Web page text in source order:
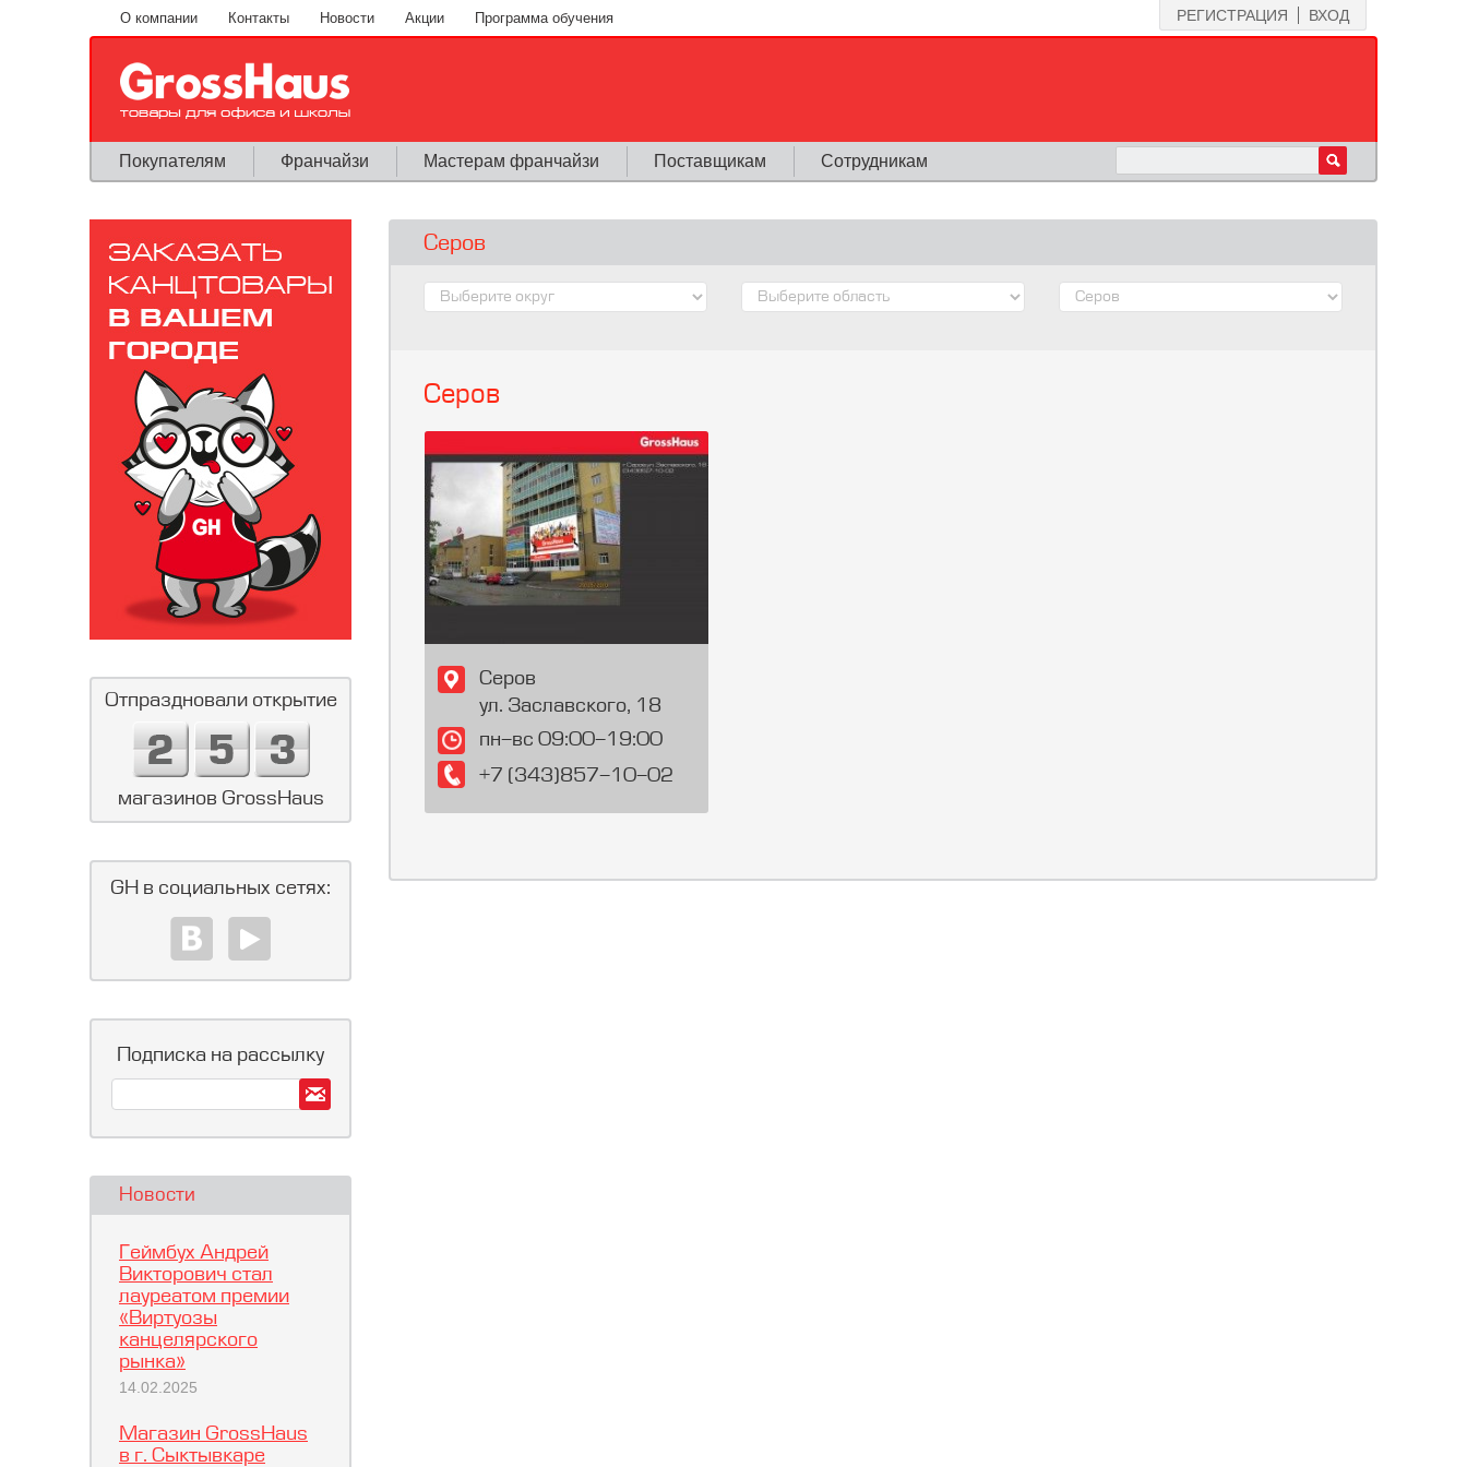
Перейти к основному содержанию РЕГИСТРАЦИЯ ВХОД
О компании Контакты Новости Акции Программа обучения
Покупателям Франчайзи Мастерам франчайзи Поставщикам Сотрудникам
Серов
Серов
Серов
ул. Заславского, 18
пн-вс 09:00-19:00
+7 (343)857-10-02
Отпраздновали открытие
магазинов GrossHaus
GH в социальных сетях:
Подписка на рассылку
Новости
Геймбух Андрей
Викторович стал
лауреатом премии
«Виртуозы
канцелярского
рынка»
14.02.2025
Магазин GrossHaus
в г. Сыктывкаре